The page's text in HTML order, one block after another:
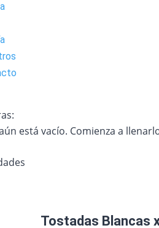
está vacío. Comienza a
Tostadas Blancas